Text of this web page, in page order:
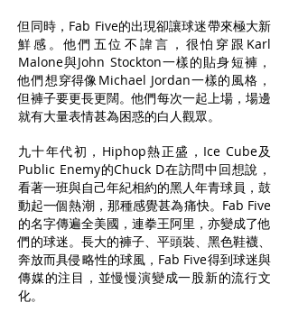
但同時，Fab Five的出現卻讓球迷帶來極大新
鮮感。他們五位不諱言，很怕穿跟Karl
Malone與John Stockton一樣的貼身短褲，
他們想穿得像Michael Jordan一樣的風格，
但褲子要更長更闊。他們每次一起上場，場邊
就有大量表情甚為困惑的白人觀眾。
九十年代初，Hiphop熱正盛，Ice Cube及
Public Enemy的Chuck D在訪問中回想說，
看著一班與自己年紀相約的黑人年青球員，鼓
動起一個熱潮，那種感覺甚為痛快。Fab Five
的名字傳遍全美國，連拳王阿里，亦變成了他
們的球迷。長大的褲子、平頭裝、黑色鞋襪、
奔放而具侵略性的球風，Fab Five得到球迷與
傳媒的注目，並慢慢演變成一股新的流行文
化。